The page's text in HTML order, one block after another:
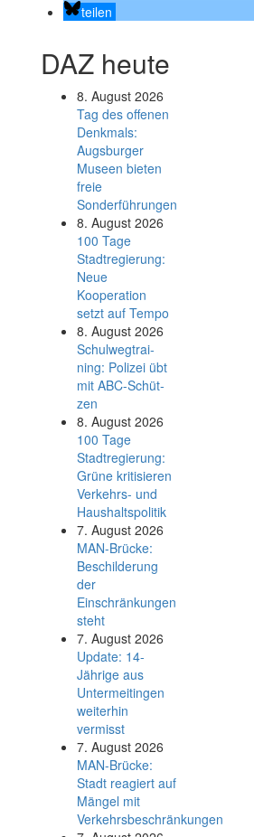
teilen
DAZ heute
8. August 2026
Tag des offenen
Denkmals:
Augsburger
Museen bieten
freie
Sonderführungen
8. August 2026
100 Tage
Stadtregierung:
Neue
Kooperation
setzt auf Tempo
8. August 2026
Schul­weg­trai­
ning: Poli­zei übt
mit ABC-Schüt­
zen
8. August 2026
100 Tage
Stadtregierung:
Grüne kritisieren
Verkehrs- und
Haushaltspolitik
7. August 2026
MAN-Brücke:
Beschilderung
der
Einschränkungen
steht
7. August 2026
Update: 14-
Jährige aus
Untermeitingen
weiterhin
vermisst
7. August 2026
MAN-Brücke:
Stadt reagiert auf
Mängel mit
Verkehrsbeschränkungen